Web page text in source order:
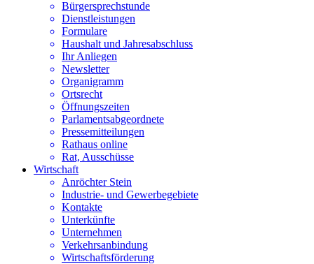
Bürgersprechstunde
Dienstleistungen
Formulare
Haushalt und Jahresabschluss
Ihr Anliegen
Newsletter
Organigramm
Ortsrecht
Öffnungszeiten
Parlamentsabgeordnete
Pressemitteilungen
Rathaus online
Rat, Ausschüsse
Wirtschaft
Anröchter Stein
Industrie- und Gewerbegebiete
Kontakte
Unterkünfte
Unternehmen
Verkehrsanbindung
Wirtschaftsförderung